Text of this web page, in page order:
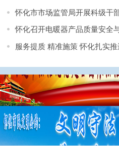
怀化市市场监管局开展科级干
服务提质 精准施策 怀化扎实